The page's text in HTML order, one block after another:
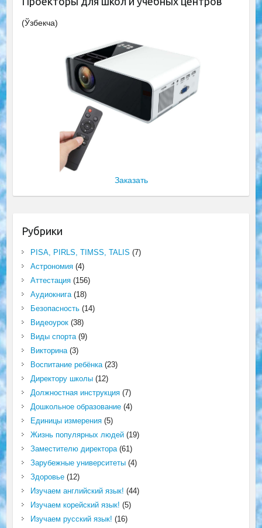
(Ўзбекча)
Заказать
Рубрики
PISA, PIRLS, TIMSS, TALIS (7)
Астрономия(4)
Аттестация(156)
Аудиокнига(18)
Безопасность(14)
Видеоурок(38)
Виды спорта(9)
Викторина(3)
Воспитание ребёнка(23)
Директору школы(12)
Должностная инструкция(7)
Дошкольное образование(4)
Единицы измерения(5)
Жизнь популярных людей(19)
Заместителю директора(61)
Зарубежные университеты(4)
Здоровье(12)
Изучаем английский язык! (44)
Изучаем корейский язык! (5)
Изучаем русский язык! (16)